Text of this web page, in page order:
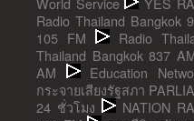
Radio Thailand Bangkok
105 FM
Radio
Thailand Bangkok 837
AM
Education
กระจายเสียงรัฐสภา
24 ชั่วโมง
NATION